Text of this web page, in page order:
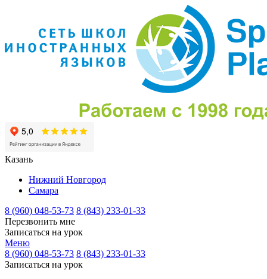
Казань
Нижний Новгород
Самара
8 (960) 048-53-73 8 (843) 233-01-33
Перезвонить мне
Записаться на урок
Меню
8 (960) 048-53-73 8 (843) 233-01-33
Записаться на урок